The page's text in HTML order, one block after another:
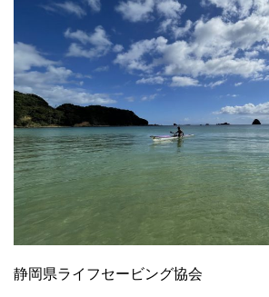
静岡県ライフセービング協会